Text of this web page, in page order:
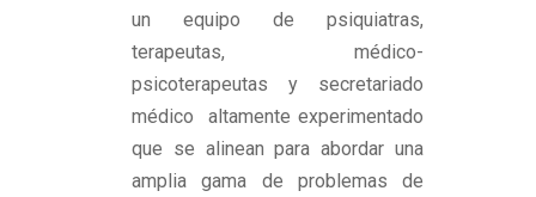
un equipo de psiquiatras,
terapeutas, médico-
psicoterapeutas y secretariado
médico altamente experimentado
que se alinean para abordar una
amplia gama de problemas de